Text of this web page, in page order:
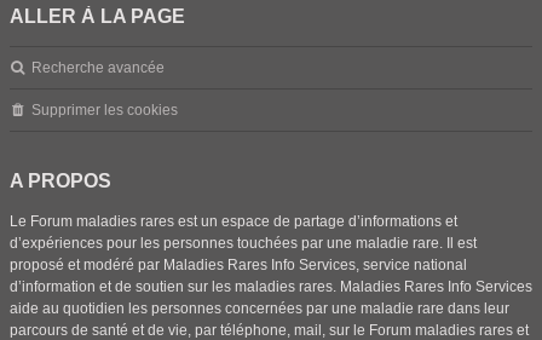
ALLER À LA PAGE
Recherche avancée
Supprimer les cookies
A PROPOS
Le Forum maladies rares est un espace de partage d’informations et
d’expériences pour les personnes touchées par une maladie rare. Il est
proposé et modéré par Maladies Rares Info Services, service national
d’information et de soutien sur les maladies rares. Maladies Rares Info Services
aide au quotidien les personnes concernées par une maladie rare dans leur
parcours de santé et de vie, par téléphone, mail, sur le Forum maladies rares et